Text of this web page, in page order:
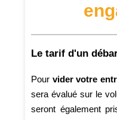
Le tarif d'un
Pour vider votre
sera évalué sur le
seront également